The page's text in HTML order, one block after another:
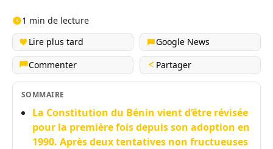
1 min de lecture
Lire plus tard
Google News
Commenter
Partager
SOMMAIRE
La Constitution du Bénin vient d’être révisée
pour la première fois depuis son adoption en
1990. Après deux tentatives non fructueuses